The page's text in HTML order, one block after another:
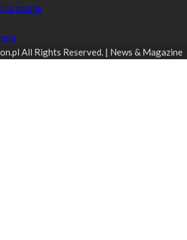
na snapie
All Rights Reserved. | News & Magazine